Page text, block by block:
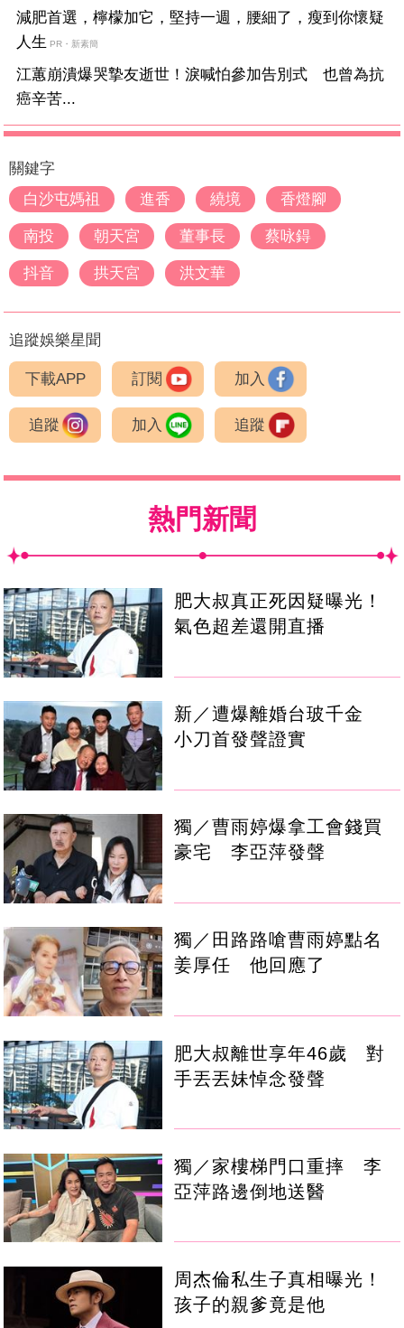
減肥首選，檸檬加它，堅持一週，腰細了，瘦到你懷疑
人生 PR・新素簡
江蕙崩潰爆哭摯友逝世！淚喊怕參加告別式 也曾為抗
癌辛苦...
關鍵字
白沙屯媽祖
進香 繞境 香燈腳
南投 朝天宮 董事長 蔡咏鍀
抖音 拱天宮 洪文華
追蹤娛樂星聞
下載APP 訂閱 加入
追蹤 加入 追蹤
熱門新聞
肥大叔真正死因疑曝光！
氣色超差還開直播
新／遭爆離婚台玻千金
小刀首發聲證實
獨／曹雨婷爆拿工會錢買
豪宅 李亞萍發聲
獨／田路路嗆曹雨婷點名
姜厚任 他回應了
肥大叔離世享年46歲 對
手丟丟妹悼念發聲
獨／家樓梯門口重摔 李
亞萍路邊倒地送醫
周杰倫私生子真相曝光！
孩子的親爹竟是他